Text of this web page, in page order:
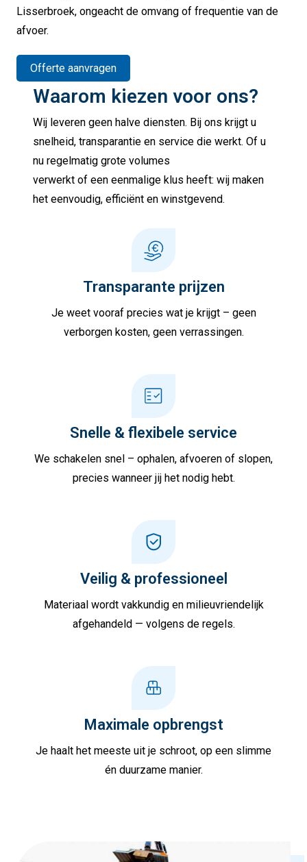
Lisserbroek, ongeacht de omvang of frequentie van de
afvoer.
Offerte aanvragen
Waarom kiezen voor ons?
Wij leveren geen halve diensten. Bij ons krijgt u
snelheid, transparantie en service die werkt. Of u
nu regelmatig grote volumes
verwerkt of een eenmalige klus heeft: wij maken
het eenvoudig, efficiënt en winstgevend.
Transparante prijzen
Je weet vooraf precies wat je krijgt – geen
verborgen kosten, geen verrassingen.
Snelle & flexibele service
We schakelen snel – ophalen, afvoeren of slopen,
precies wanneer jij het nodig hebt.
Veilig & professioneel
Materiaal wordt vakkundig en milieuvriendelijk
afgehandeld — volgens de regels.
Maximale opbrengst
Je haalt het meeste uit je schroot, op een slimme
én duurzame manier.